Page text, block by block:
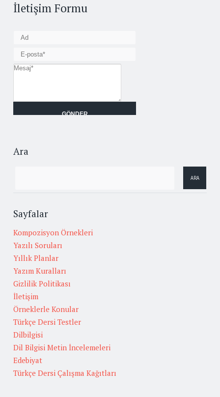
İletişim Formu
Ara
Sayfalar
Kompozisyon Örnekleri
Yazılı Soruları
Yıllık Planlar
Yazım Kuralları
Gizlilik Politikası
İletişim
Örneklerle Konular
Türkçe Dersi Testler
Dilbilgisi
Dil Bilgisi Metin İncelemeleri
Edebiyat
Türkçe Dersi Çalışma Kağıtları